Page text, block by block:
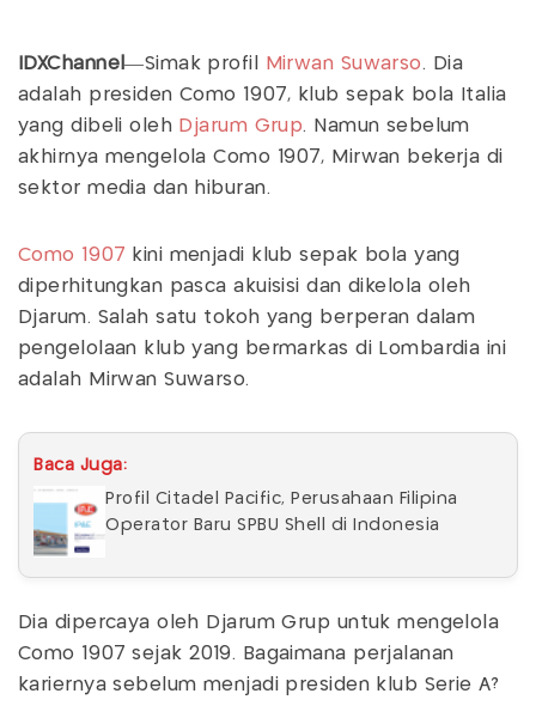
IDXChannel—Simak profil Mirwan Suwarso. Dia
adalah presiden Como 1907, klub sepak bola Italia
yang dibeli oleh Djarum Grup. Namun sebelum
akhirnya mengelola Como 1907, Mirwan bekerja di
sektor media dan hiburan.
Como 1907 kini menjadi klub sepak bola yang
diperhitungkan pasca akuisisi dan dikelola oleh
Djarum. Salah satu tokoh yang berperan dalam
pengelolaan klub yang bermarkas di Lombardia ini
adalah Mirwan Suwarso.
Baca Juga:
Profil Citadel Pacific, Perusahaan Filipina
Operator Baru SPBU Shell di Indonesia
Dia dipercaya oleh Djarum Grup untuk mengelola
Como 1907 sejak 2019. Bagaimana perjalanan
kariernya sebelum menjadi presiden klub Serie A?